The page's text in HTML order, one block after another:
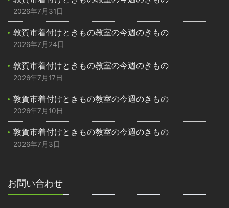
2026年7月31日
敦賀市着付けときもの教室の今週のきもの
2026年7月24日
敦賀市着付けときもの教室の今週のきもの
2026年7月17日
敦賀市着付けときもの教室の今週のきもの
2026年7月10日
敦賀市着付けときもの教室の今週のきもの
2026年7月3日
お問い合わせ